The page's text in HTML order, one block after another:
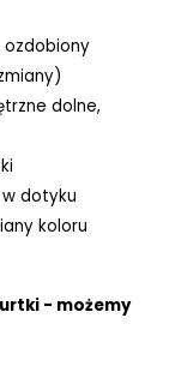
ozdobiony
dolne,
dotyku
koloru
- możemy